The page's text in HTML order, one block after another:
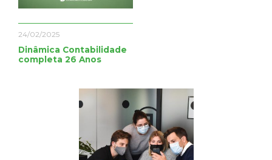
24/02/2025
Dinâmica Contabilidade
completa 26 Anos